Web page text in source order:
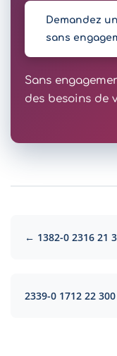
Demandez
sans
Sans
des besoins de
← 1382-0 2316 21
2339-0 1712 22